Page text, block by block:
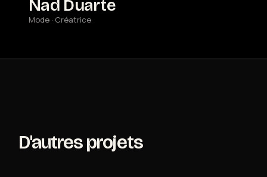
Nad Duarte
Mode · Créatrice
D'autres projets